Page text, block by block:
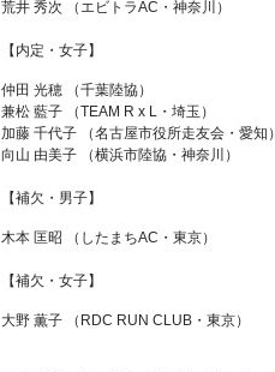
荒井 秀次 （エビトラAC・神奈川）
【内定・女子】
仲田 光穂 （千葉陸協）
兼松 藍子 （TEAM R x L・埼玉）
加藤 千代子 （名古屋市役所走友会・愛知）
向山 由美子 （横浜市陸協・神奈川）
【補欠・男子】
木本 匡昭 （したまちAC・東京）
【補欠・女子】
大野 薫子 （RDC RUN CLUB・東京）